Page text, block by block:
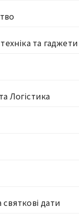
та гаджети
Логістика
дати